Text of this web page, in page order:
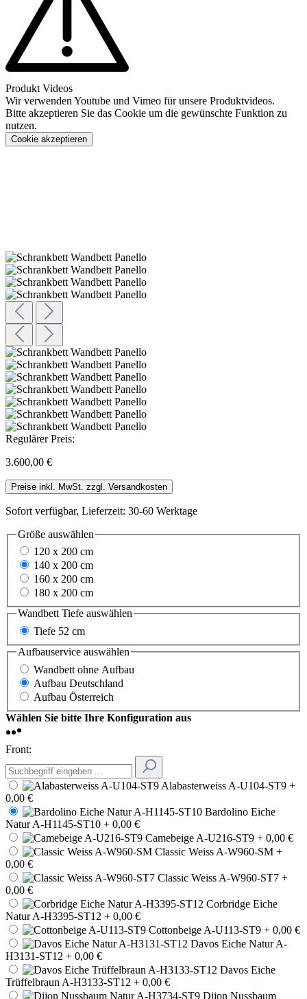
Produkt Videos
Wir verwenden Youtube und Vimeo für unsere Produktvideos.
Bitte akzeptieren Sie das Cookie um die gewünschte Funktion zu
nutzen.
Cookie akzeptieren
Regulärer Preis:
3.600,00 €
Preise inkl. MwSt. zzgl. Versandkosten
Sofort verfügbar, Lieferzeit: 30-60 Werktage
Größe auswählen
120 x 200 cm
140 x 200 cm
160 x 200 cm
180 x 200 cm
Wandbett Tiefe auswählen
Tiefe 52 cm
Aufbauservice auswählen
Wandbett ohne Aufbau
Aufbau Deutschland
Aufbau Österreich
Wählen Sie bitte Ihre Konfiguration aus
Front:
Alabasterweiss A-U104-ST9 +
0,00 €
Bardolino Eiche
Natur A-H1145-ST10 + 0,00 €
Camebeige A-U216-ST9 + 0,00 €
Classic Weiss A-W960-SM +
0,00 €
Classic Weiss A-W960-ST7 +
0,00 €
Corbridge Eiche
Natur A-H3395-ST12 + 0,00 €
Cottonbeige A-U113-ST9 + 0,00 €
Davos Eiche Natur A-
H3131-ST12 + 0,00 €
Davos Eiche
Trüffelbraun A-H3133-ST12 + 0,00 €
Dijon Nussbaum